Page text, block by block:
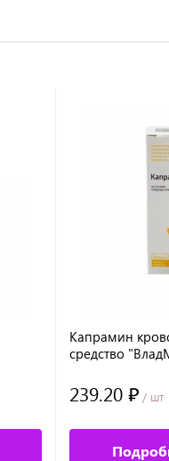
Капрамин
средство
239.20 ₽ / шт